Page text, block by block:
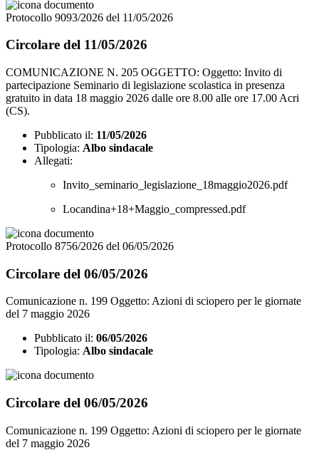
Protocollo 9093/2026 del 11/05/2026
Circolare del 11/05/2026
COMUNICAZIONE N. 205 OGGETTO: Oggetto: Invito di
partecipazione Seminario di legislazione scolastica in presenza
gratuito in data 18 maggio 2026 dalle ore 8.00 alle ore 17.00 Acri
(CS).
Pubblicato il: 11/05/2026
Tipologia: Albo sindacale
Allegati:
Invito_seminario_legislazione_18maggio2026.pdf
Locandina+18+Maggio_compressed.pdf
Protocollo 8756/2026 del 06/05/2026
Circolare del 06/05/2026
Comunicazione n. 199 Oggetto: Azioni di sciopero per le giornate
del 7 maggio 2026
Pubblicato il: 06/05/2026
Tipologia: Albo sindacale
Circolare del 06/05/2026
Comunicazione n. 199 Oggetto: Azioni di sciopero per le giornate
del 7 maggio 2026